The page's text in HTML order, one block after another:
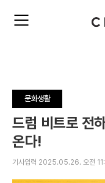
주
뉴
펼
치
기
문화생활
드럼 비트로 전
온다!
기사입력 2025.05.26. 오전